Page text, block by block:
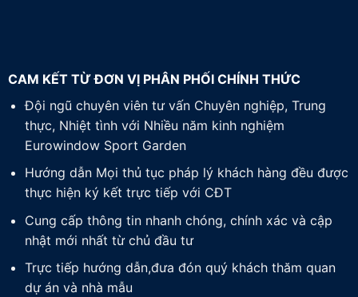
CAM KẾT TỪ ĐƠN VỊ PHÂN PHỐI CHÍNH THỨC
Đội ngũ chuyên viên tư vấn Chuyên nghiệp, Trung
thực, Nhiệt tình với Nhiều năm kinh nghiệm
Eurowindow Sport Garden
Hướng dẫn Mọi thủ tục pháp lý khách hàng đều được
thực hiện ký kết trực tiếp với CĐT
Cung cấp thông tin nhanh chóng, chính xác và cập
nhật mới nhất từ chủ đầu tư
Trực tiếp hướng dẫn,đưa đón quý khách thăm quan
dự án và nhà mẫu